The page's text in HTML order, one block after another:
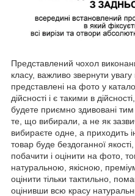
Представлений чохол
класу, важливо звернути
представлені на фото у
дійсності і є такими в
будете приємно здивовані
те, що вибирали, а не як
вибираєте одне, а приходить
товар буде бездоганної
побачити і оцінити на фото,
натуральною, якісною,
оцінити тільки тактильно,
оцінивши всю красу